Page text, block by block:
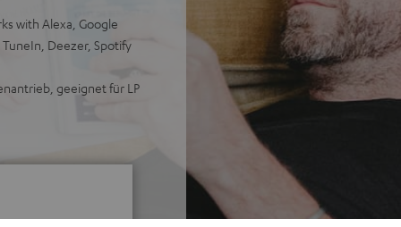
with Alexa, Google
Deezer, Spotify
geeignet für LP